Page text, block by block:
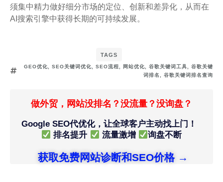
须集中精力做好细分市场的定位、创新和差异化，从而在
AI搜索引擎中获得长期的可持续发展。
TAGS
GEO优化, SEO关键词优化, SEO流程, 网站优化, 谷歌关键词工具, 谷歌关键
词排名, 谷歌关键词排名查询
做外贸，网站没排名？没流量？没询盘？
Google SEO代优化，让全球客户主动找上门！
排名提升
流量激增 询盘不断
获取免费网站诊断和SEO价格 →